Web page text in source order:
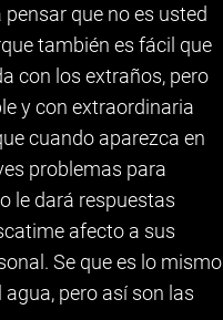
que no es usted
también es fácil que
con los extraños, pero
y con extraordinaria
cuando aparezca en
problemas para
le dará respuestas
afecto a sus
Se que es lo mismo
pero así son las